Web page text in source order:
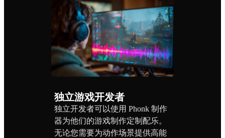
独立游戏开发者
独立开发者可以使用 Phonk 制作
器为他们的游戏制作定制配乐。
无论您需要为动作场景提供高能